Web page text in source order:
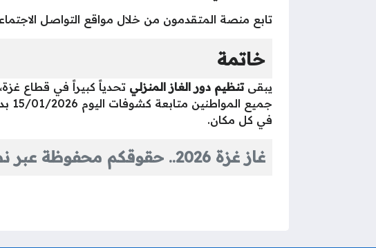
تابع منصة المتقدمون من خلال مواقع التواصل
خاتمة
يبقىتنظيم دور الغاز المنزلي
في كل مكان.
غاز غزة 2026.. حقوقكم محفوظة عبر نظام الدور الرقمي العادل